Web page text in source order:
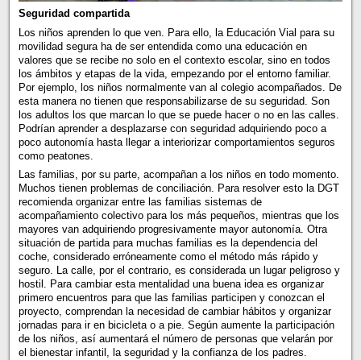
Seguridad compartida
Los niños aprenden lo que ven. Para ello, la Educación Vial para su
movilidad segura ha de ser entendida como una educación en
valores que se recibe no solo en el contexto escolar, sino en todos
los ámbitos y etapas de la vida, empezando por el entorno familiar.
Por ejemplo, los niños normalmente van al colegio acompañados. De
esta manera no tienen que responsabilizarse de su seguridad. Son
los adultos los que marcan lo que se puede hacer o no en las calles.
Podrían aprender a desplazarse con seguridad adquiriendo poco a
poco autonomía hasta llegar a interiorizar comportamientos seguros
como peatones.
Las familias, por su parte, acompañan a los niños en todo momento.
Muchos tienen problemas de conciliación. Para resolver esto la DGT
recomienda organizar entre las familias sistemas de
acompañamiento colectivo para los más pequeños, mientras que los
mayores van adquiriendo progresivamente mayor autonomía. Otra
situación de partida para muchas familias es la dependencia del
coche, considerado erróneamente como el método más rápido y
seguro. La calle, por el contrario, es considerada un lugar peligroso y
hostil. Para cambiar esta mentalidad una buena idea es organizar
primero encuentros para que las familias participen y conozcan el
proyecto, comprendan la necesidad de cambiar hábitos y organizar
jornadas para ir en bicicleta o a pie. Según aumente la participación
de los niños, así aumentará el número de personas que velarán por
el bienestar infantil, la seguridad y la confianza de los padres.